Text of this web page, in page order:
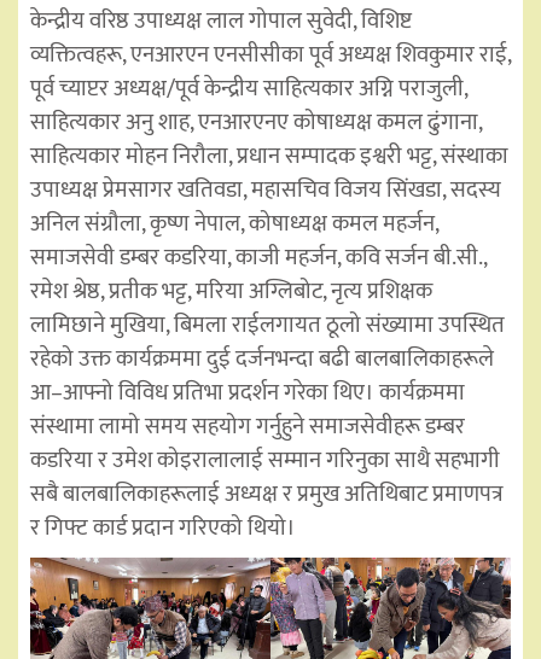
केन्द्रीय वरिष्ठ उपाध्यक्ष लाल गोपाल सुवेदी, विशिष्ट
व्यक्तित्वहरू, एनआरएन एनसीसीका पूर्व अध्यक्ष शिवकुमार राई,
पूर्व च्याप्टर अध्यक्ष/पूर्व केन्द्रीय साहित्यकार अग्नि पराजुली,
साहित्यकार अनु शाह, एनआरएनए कोषाध्यक्ष कमल ढुंगाना,
साहित्यकार मोहन निरौला, प्रधान सम्पादक इश्वरी भट्ट, संस्थाका
उपाध्यक्ष प्रेमसागर खतिवडा, महासचिव विजय सिंखडा, सदस्य
अनिल संग्रौला, कृष्ण नेपाल, कोषाध्यक्ष कमल महर्जन,
समाजसेवी डम्बर कडरिया, काजी महर्जन, कवि सर्जन बी.सी.,
रमेश श्रेष्ठ, प्रतीक भट्ट, मरिया अग्लिबोट, नृत्य प्रशिक्षक
लामिछाने मुखिया, बिमला राईलगायत ठूलो संख्यामा उपस्थित
रहेको उक्त कार्यक्रममा दुई दर्जनभन्दा बढी बालबालिकाहरूले
आ–आफ्नो विविध प्रतिभा प्रदर्शन गरेका थिए। कार्यक्रममा
संस्थामा लामो समय सहयोग गर्नुहुने समाजसेवीहरू डम्बर
कडरिया र उमेश कोइरालालाई सम्मान गरिनुका साथै सहभागी
सबै बालबालिकाहरूलाई अध्यक्ष र प्रमुख अतिथिबाट प्रमाणपत्र
र गिफ्ट कार्ड प्रदान गरिएको थियो।